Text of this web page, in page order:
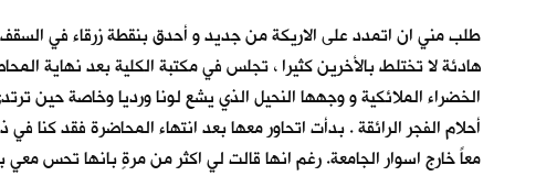
طلب مني ان اتمدد على الاريكة من جديد و أحدق بنقطة زرقاء في
هادئة لا تختلط بالأخرين كثيرا ، تجلس في مكتبة الكلية بعد نهاية
الخضراء الملائكية و وجهها النحيل الذي يشع لونا ورديا وخاصة حين
أحلام الفجر الرائقة . بدأت اتحاور معها بعد انتهاء المحاضرة فقد
معاً خارج اسوار الجامعة. رغم انها قالت لي اكثر من مرةٍ بانها تحس